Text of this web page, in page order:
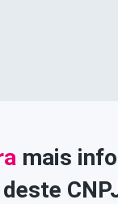
mais
deste